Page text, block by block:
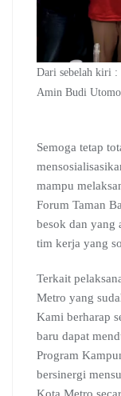
Dari sebelah kiri
Amin Budi
Semoga tetap
mampu
Forum Taman
besok dan yang
tim kerja yang
Terkait
Metro yang
Kami berharap
baru dapat
Program
bersinergi